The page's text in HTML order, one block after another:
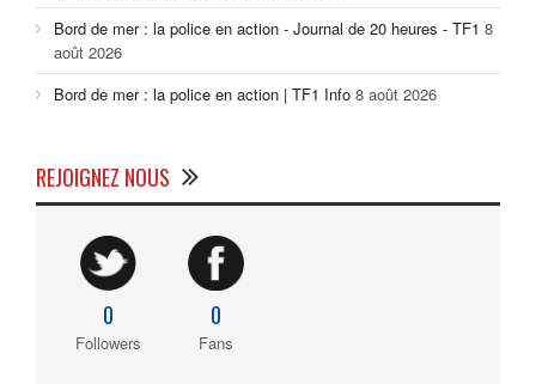
Bord de mer : la police en action - Journal de 20 heures - TF1 8
août 2026
Bord de mer : la police en action | TF1 Info 8 août 2026
REJOIGNEZ NOUS
0
Followers
0
Fans